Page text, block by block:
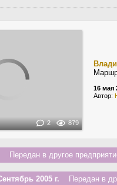
2 879
16 мая
Автор:
Передан в другое
2005 г. Передан в